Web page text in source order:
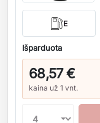
E
Išparduota
68,57 €
kaina už 1 vnt.